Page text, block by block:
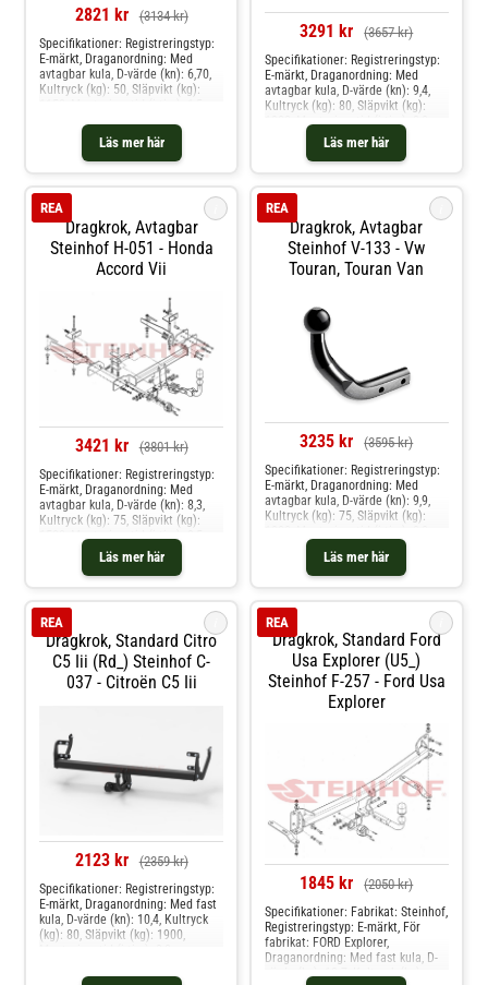
2821 kr (3134 kr)
Läs mer här
Specifikationer: Registreringstyp:
E-märkt, Draganordning: Med
avtagbar kula, D-värde (kn): 6,70,
Kultryck (kg): 50, Släpvikt (kg):
av stötfångare Produkten passar
dessa bilmodelle: toyota yaris,
yaris skåp/halvkombi
3291 kr (3657 kr)
Läs mer här
Specifikationer: Registreringstyp:
E-märkt, Draganordning: Med
avtagbar kula, D-värde (kn): 9,4,
Kultryck (kg): 80, Släpvikt (kg):
1800, Monteringstid (i tim): 2,0
Produkten passar dessa
bilmodelle: mercedes-benz cla
coupé [c117], gla-klass [x156]
Dragkrok, Avtagbar
Steinhof H-051 - Honda
Accord Vii
REA
3421 kr (3801 kr)
Läs mer här
Specifikationer: Registreringstyp:
E-märkt, Draganordning: Med
avtagbar kula, D-värde (kn): 8,3,
Kultryck (kg): 75, Släpvikt (kg):
1500, Monteringstid (i tim): 2,5,
Specifikation: Kräver modifiering
av stötfångare Produkten passar
dessa bilmodelle: honda accord
Dragkrok, Avtagbar
Steinhof V-133 - Vw
Touran, Touran Van
REA
3235 kr (3595 kr)
Läs mer här
Specifikationer: Registreringstyp:
E-märkt, Draganordning: Med
avtagbar kula, D-värde (kn): 9,9,
Kultryck (kg): 75, Släpvikt (kg):
Specifikation: Kräver modifiering
av stötfångare Produkten passar
dessa bilmodelle: vw touran,
Dragkrok, Standard Citro
C5 Iii (rd_) Steinhof C-
037 - Citroën C5 Iii
REA
2123 kr (2359 kr)
Specifikationer: Registreringstyp:
E-märkt, Draganordning: Med fast
kula, D-värde (kn): 10,4, Kultryck
(kg): 80, Släpvikt (kg): 1900,
bilmodelle: citroën c5 iii
Dragkrok, Standard Ford
Usa Explorer (u5_)
Steinhof F-257 - Ford Usa
Explorer
REA
1845 kr (2050 kr)
Specifikationer: Fabrikat: Steinhof,
Registreringstyp: E-märkt, För
fabrikat: FORD Explorer,
Draganordning: Med fast kula, D-